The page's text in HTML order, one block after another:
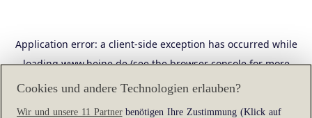
Application error: a client-side exception has occurred while
loadingwww.heine.de(see the browser consolefor more
information).
Cookies und andere Technologien erlauben?
Wir und unsere 11 Partnerbenötigen Ihre Zustimmung (Klick auf